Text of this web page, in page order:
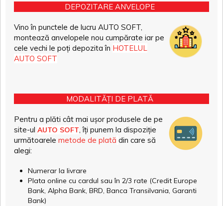
DEPOZITARE ANVELOPE
Vino în punctele de lucru AUTO SOFT,
montează anvelopele nou cumpărate iar pe
cele vechi le poți depozita în HOTELUL
AUTO SOFT
MODALITĂȚI DE PLATĂ
Pentru a plăti cât mai ușor produsele de pe
site-ul AUTO SOFT, îți punem la dispoziție
următoarele metode de plată din care să
alegi:
Numerar la livrare
Plata online cu cardul sau în 2/3 rate (Credit Europe
Bank, Alpha Bank, BRD, Banca Transilvania, Garanti
Bank)